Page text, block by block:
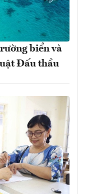
biển và
Đấu thầu